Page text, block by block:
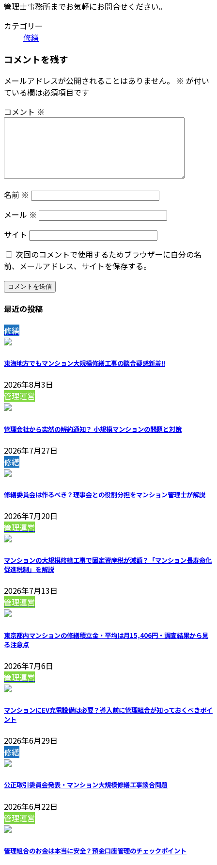
管理士事務所までお気軽にお問合せください。
カテゴリー
修繕
コメントを残す
メールアドレスが公開されることはありません。 ※ が付い
ている欄は必須項目です
コメント ※
名前 ※
メール ※
サイト
次回のコメントで使用するためブラウザーに自分の名
前、メールアドレス、サイトを保存する。
最近の投稿
修繕
東海地方でもマンション大規模修繕工事の談合疑惑新着!!
2026年8月3日
管理運営
管理会社から突然の解約通知？ 小規模マンションの問題と対策
2026年7月27日
修繕
修繕委員会は作るべき？理事会との役割分担をマンション管理士が解説
2026年7月20日
管理運営
マンションの大規模修繕工事で固定資産税が減額？「マンション長寿命化
促進税制」を解説
2026年7月13日
管理運営
東京都内マンションの修繕積立金・平均は月15,406円・調査結果から見
る注意点
2026年7月6日
管理運営
マンションにEV充電設備は必要？導入前に管理組合が知っておくべきポイ
ント
2026年6月29日
修繕
公正取引委員会発表・マンション大規模修繕工事談合問題
2026年6月22日
管理運営
管理組合のお金は本当に安全？預金口座管理のチェックポイント